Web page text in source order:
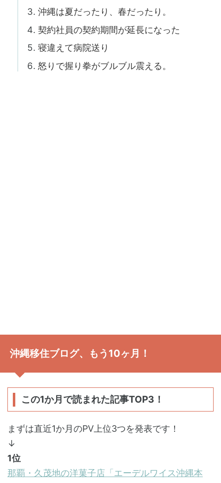
沖縄は夏だったり、春だったり。
契約社員の契約期間が延長になった
寝違えて病院送り
怒りで握り拳がブルブル震える。
沖縄移住ブログ、もう10ヶ月！
この1か月で読まれた記事TOP3！
まずは直近1か月のPV上位3つを発表です！
↓
1位
那覇・久茂地の洋菓子店「エーデルワイス沖縄本